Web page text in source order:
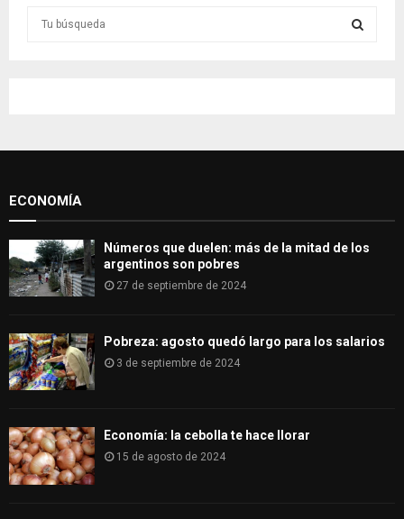
o
H
ECONOMÍA
Números que duelen: más de la mitad de los
argentinos son pobres
27 de septiembre de 2024
Pobreza: agosto quedó largo para los salarios
3 de septiembre de 2024
Economía: la cebolla te hace llorar
15 de agosto de 2024